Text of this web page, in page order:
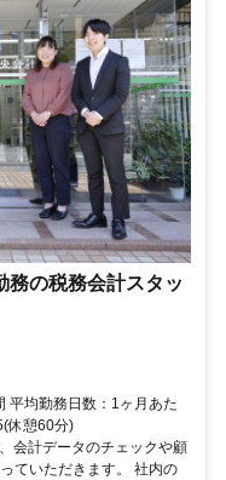
務の税務会計スタッ
平均勤務日数：1ヶ月あた
休憩60分)
会計データのチェックや顧
ていただきます。 社内の